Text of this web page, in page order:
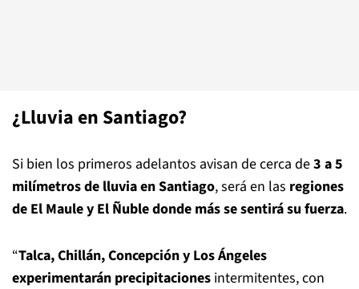
¿Lluvia en Santiago?
Si bien los primeros adelantos avisan de cerca de3 a 5
milímetros de lluvia en Santiago, será en las regiones
de El Maule y El Ñuble donde más se sentirá su fuerza.
“Talca, Chillán, Concepción y Los Ángeles
experimentarán precipitaciones intermitentes, con